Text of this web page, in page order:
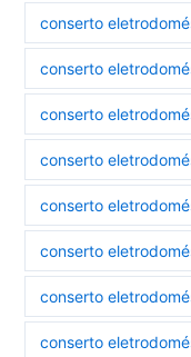
conserto
conserto
conserto
conserto
conserto
conserto
conserto
conserto